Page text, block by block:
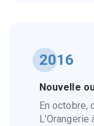
2016
Nouvelle
En octobre,